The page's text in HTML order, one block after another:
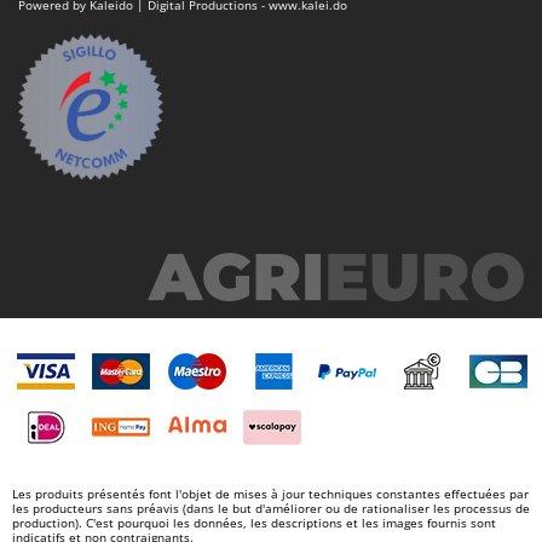
Tondeuses autoportées
Tondeuses débroussailleuses thermiques
Trancheuses
Trancheuses de sol
Transpalettes
Treuils de débardage
Vêtements de Sécurité
Lampacrescia - MGM
Landxcape
LAR Casalinghi
Lavor
Linea VZ
Macte Ovens
Makita
Marcato
Marina Systems
Powered by Kaleido | Digital Productions - www.kalei.do
Les produits présentés font l'objet de mises à jour techniques constantes effectuées par
les producteurs sans préavis (dans le but d'améliorer ou de rationaliser les processus de
production). C'est pourquoi les données, les descriptions et les images fournis sont
indicatifs et non contraignants.